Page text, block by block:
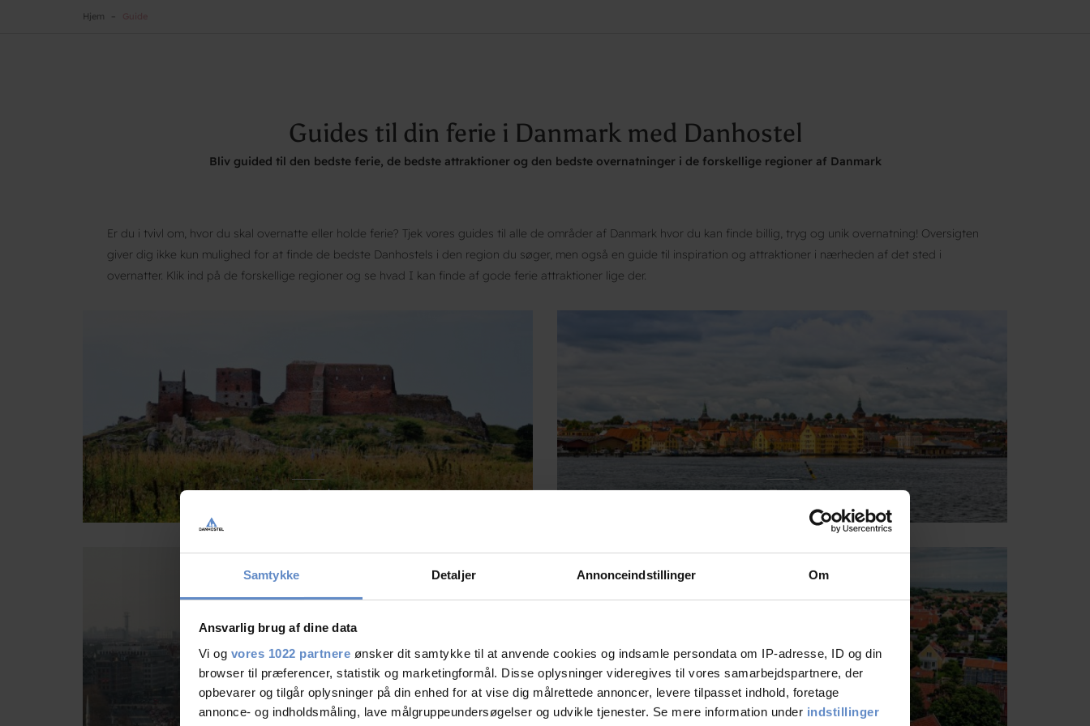
Samtykke Detaljer Annonceindstillinger Om
Ansvarlig brug af dine data
Vi og vores 1022 partnere ønsker dit samtykke til at anvende cookies og indsamle persondata om IP-adresse, ID og din
browser til præferencer, statistik og marketingformål. Disse oplysninger videregives til vores samarbejdspartnere, der
opbevarer og tilgår oplysninger på din enhed for at vise dig målrettede annoncer, levere tilpasset indhold, foretage
annonce- og indholdsmåling, lave målgruppeundersøgelser og udvikle tjenester. Se mere information under indstillinger
Hjem
Guides til din ferie i Danmark med Danhostel
Bliv guided til den bedste ferie, de bedste attraktioner og den bedste overnatninger i de forskellige regioner af Danmark
Er du i tvivl om, hvor du skal overnatte eller holde ferie? Tjek vores guides til alle de områder af Danmark hvor du kan finde billig, tryg og unik overnatning! Oversigten
giver dig ikke kun mulighed for at finde de bedste Danhostels i den region du søger, men også en guide til inspiration og attraktioner i nærheden af det sted i
overnatter. Klik ind på de forskellige regioner og se hvad I kan finde af gode ferie attraktioner lige der.
Bornholm
Læs mere her
Fyn